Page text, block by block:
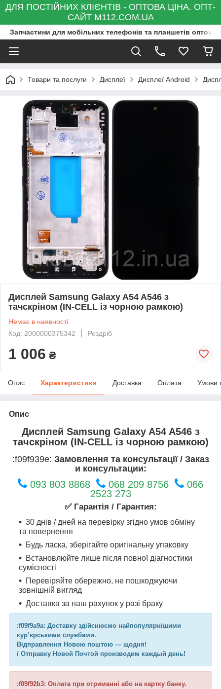
ДЛЯ ПОСТІЙНИХ КЛІЄНТІВ - ОПТОВА ЦІНА. ОПТ-
САЙТ M112.COM.UA
Запчастини для мобільних телефонів та планшетів оптом
Товари та послуги Дисплеї Дисплеї Android
Дисплей Samsung Galaxy A54 A546 з
тачскріном (IN-CELL із чорною рамкою)
Немає в наявності
Код: 2000000375342
Роздріб
1 006 ₴
Опис Характеристики Доставка Оплата Умови
Опис
Дисплей Samsung Galaxy A54 A546 з
тачскріном (IN-CELL із чорною рамкою)
:f09f939e: Замовлення та консультації / Заказ
и консультации:
093 803 8868 068 209 8756
066
2523 273
✅ Гарантія / Гарантия:
30 днів / дней на перевірку згідно умов обміну
та повернення
Будь ласка, зберігайте оригінальну упаковку
Встановлюйте лише після повної діагностики
сумісності
Перевіряйте обережно, не пошкоджуючи
зовнішній вигляд
Доставка за наш рахунок у разі браку
:f09f9a9a: Доставку здійснюємо найпопулярнішими
кур’єрськими службами.
Відправлення Новою поштою — щодня!
/ Отправку Новой Почтой производим каждый день!
:f09f92b3: Оплата при отриманні або на картку банку.